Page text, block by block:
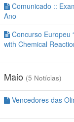
Comunicado ::
Ano
Concurso Europeu
with Chemical
Maio (5 Notícias)
Vencedores das